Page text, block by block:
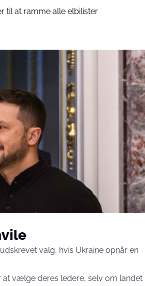
til at ramme alle elbilister
valg, hvis Ukraine opnår en
at vælge deres ledere, selv om landet